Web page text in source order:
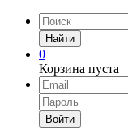
Найти
0
Корзина пуста
Войти